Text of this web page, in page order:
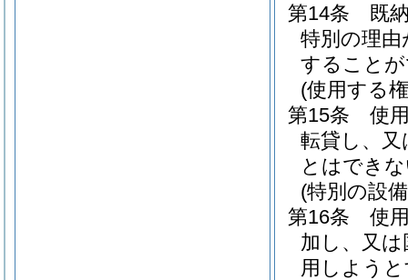
第14条
既
特別の理
すること
(使用する
第15条
使
転貸し、
とはでき
(特別の設
第16条
使
加し、又
用しよう